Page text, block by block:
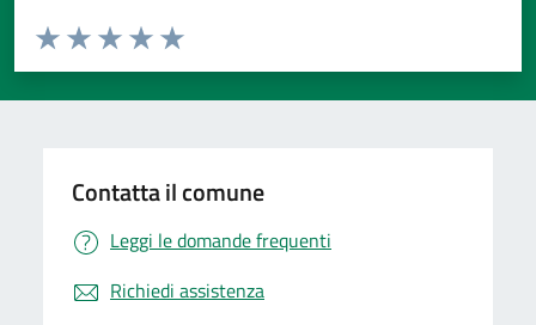
Valuta da 1 a 5 stelle la pagina
Valuta 5 stelle su 5
Valuta 4 stelle su 5
Valuta 3 stelle su 5
Valuta 2 stelle su 5
Valuta 1 stelle su 5
Contatta il comune
Leggi le domande frequenti
Richiedi assistenza